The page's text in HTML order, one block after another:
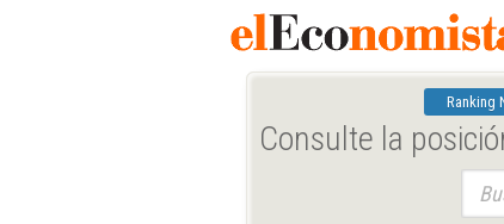
Ranking
Consulte la